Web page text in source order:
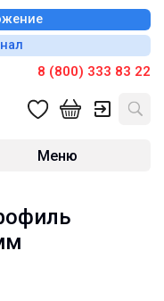
8 (800) 333 83 22
Меню